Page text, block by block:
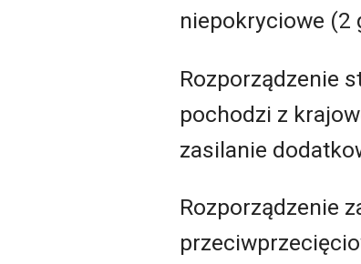
niepokryciowe (2
Rozporządzenie
pochodzi z
zasilanie
Rozporządzenie